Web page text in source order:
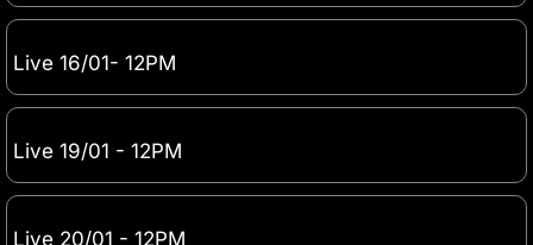
Live 16/01- 12PM
Live 19/01 - 12PM
Live 20/01 - 12PM